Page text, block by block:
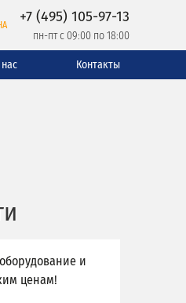
+7 (495) 105-97-13
пн-пт с 09:00 по 18:00
Контакты
и
ценам!